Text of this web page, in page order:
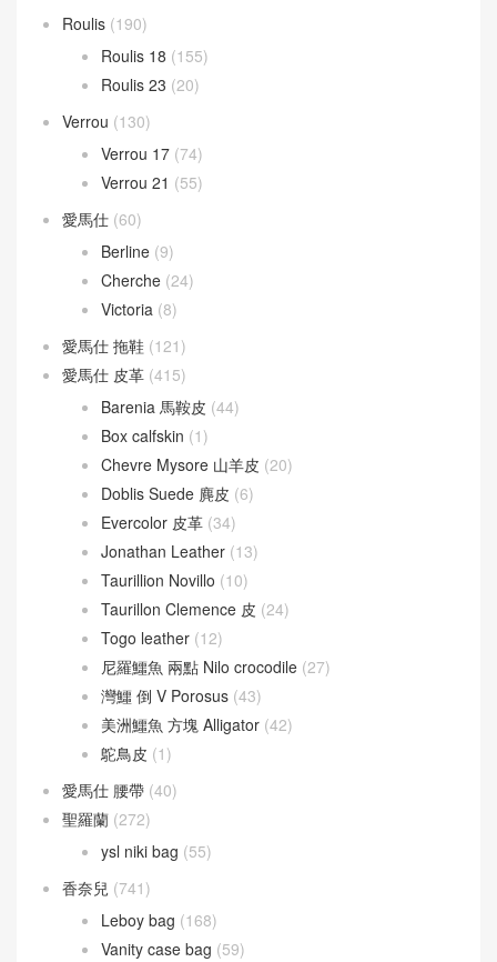
Roulis (190)
Roulis 18 (155)
Roulis 23 (20)
Verrou (130)
Verrou 17 (74)
Verrou 21 (55)
愛馬仕 (60)
Berline (9)
Cherche (24)
Victoria (8)
愛馬仕 拖鞋 (121)
愛馬仕 皮革 (415)
Barenia 馬鞍皮 (44)
Box calfskin (1)
Chevre Mysore 山羊皮 (20)
Doblis Suede 麂皮 (6)
Evercolor 皮革 (34)
Jonathan Leather (13)
Taurillion Novillo (10)
Taurillon Clemence 皮 (24)
Togo leather (12)
尼羅鱷魚 兩點 Nilo crocodile (27)
灣鱷 倒 V Porosus (43)
美洲鱷魚 方塊 Alligator (42)
鴕鳥皮 (1)
愛馬仕 腰帶 (40)
聖羅蘭 (272)
ysl niki bag (55)
香奈兒 (741)
Leboy bag (168)
Vanity case bag (59)